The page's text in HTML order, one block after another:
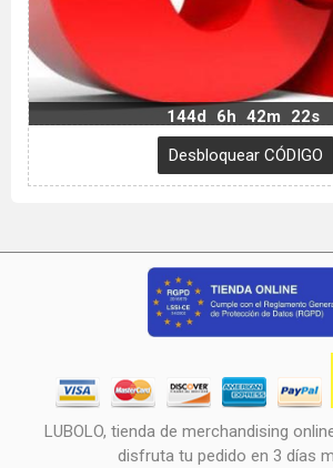
144d 6h 42m 20s
LUBOLO, tienda de merchandising
disfruta tu pedido en 3 días